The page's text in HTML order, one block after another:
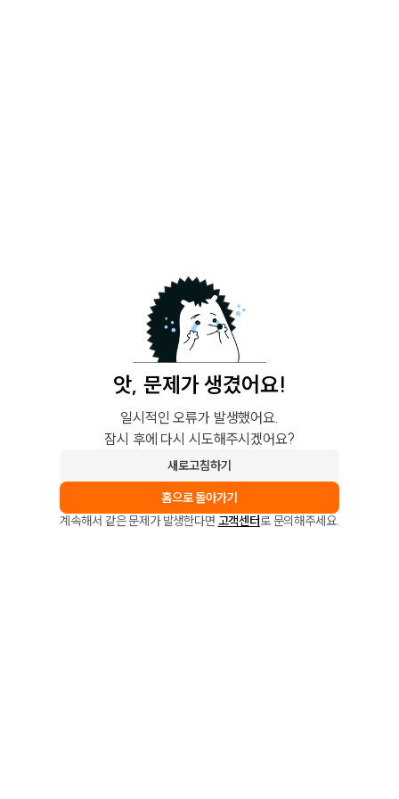
앗, 문제가 생겼어요!
일시적인 오류가 발생했어요.
잠시 후에 다시 시도해주시겠어요?
새로고침하기
홈으로 돌아가기
계속해서 같은 문제가 발생한다면 고객센터로 문의해주세요.